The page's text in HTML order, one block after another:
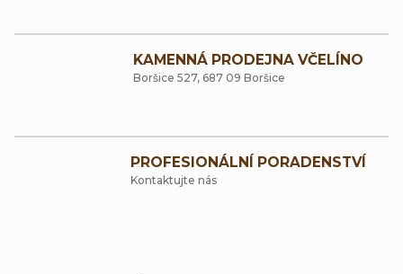
KAMENNÁ PRODEJNA VČELÍNO
Boršice 527, 687 09 Boršice
PROFESIONÁLNÍ PORADENSTVÍ
Kontaktujte nás